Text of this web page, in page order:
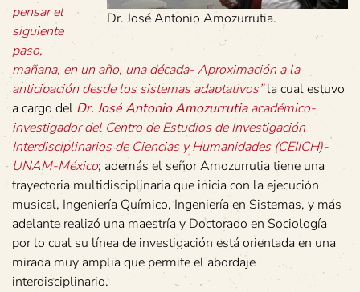
Dr. José Antonio Amozurrutia.
pensar el
siguiente
paso,
mañana, en un año, una década- Aproximación a la
anticipación desde los sistemas adaptativos”la cual estuvo
a cargo del Dr. José Antonio Amozurrutia académico-
investigador del Centro de Estudios de Investigación
Interdisciplinarios de Ciencias y Humanidades (CEIICH)-
UNAM-México; además el señor Amozurrutia tiene una
trayectoria multidisciplinaria que inicia con la ejecución
musical, Ingeniería Químico, Ingeniería en Sistemas, y más
adelante realizó una maestría y Doctorado en Sociología
por lo cual su línea de investigación está orientada en una
mirada muy amplia que permite el abordaje
interdisciplinario.